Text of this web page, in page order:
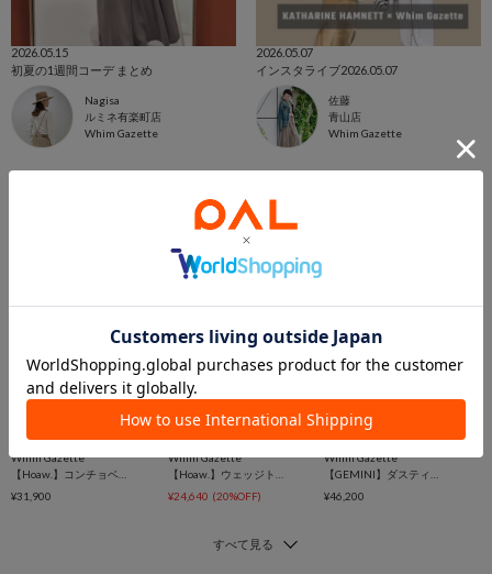
2026.05.15
初夏の1週間コーデ まとめ
Nagisa
ルミネ有楽町店
Whim Gazette
2026.05.07
インスタライブ2026.05.07
佐藤
青山店
Whim Gazette
NEW
Whim Gazette
¥31,900
Whim Gazette
¥24,640 (20%OFF)
Whim Gazette
¥46,200